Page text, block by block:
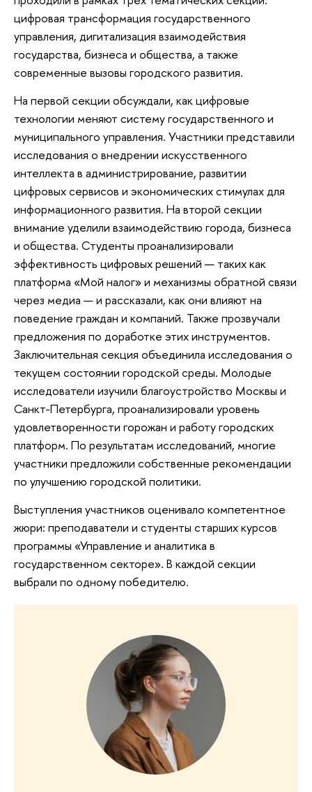
цифровая трансформация государственного
управления, дигитализация взаимодействия
государства, бизнеса и общества, а также
современные вызовы городского развития.
На первой секции обсуждали, как цифровые
технологии меняют систему государственного и
муниципального управления. Участники представили
исследования о внедрении искусственного
интеллекта в администрирование, развитии
цифровых сервисов и экономических стимулах для
информационного развития. На второй секции
внимание уделили взаимодействию города, бизнеса
и общества. Студенты проанализировали
эффективность цифровых решений — таких как
платформа «Мой налог» и механизмы обратной связи
через медиа — и рассказали, как они влияют на
поведение граждан и компаний. Также прозвучали
предложения по доработке этих инструментов.
Заключительная секция объединила исследования о
текущем состоянии городской среды. Молодые
исследователи изучили благоустройство Москвы и
Санкт-Петербурга, проанализировали уровень
удовлетворенности горожан и работу городских
платформ. По результатам исследований, многие
участники предложили собственные рекомендации
по улучшению городской политики.
Выступления участников оценивало компетентное
жюри: преподаватели и студенты старших курсов
программы «Управление и аналитика в
государственном секторе». В каждой секции
выбрали по одному победителю.